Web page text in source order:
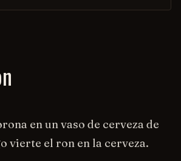
en un vaso de cerveza de
vierte el ron en la cerveza.